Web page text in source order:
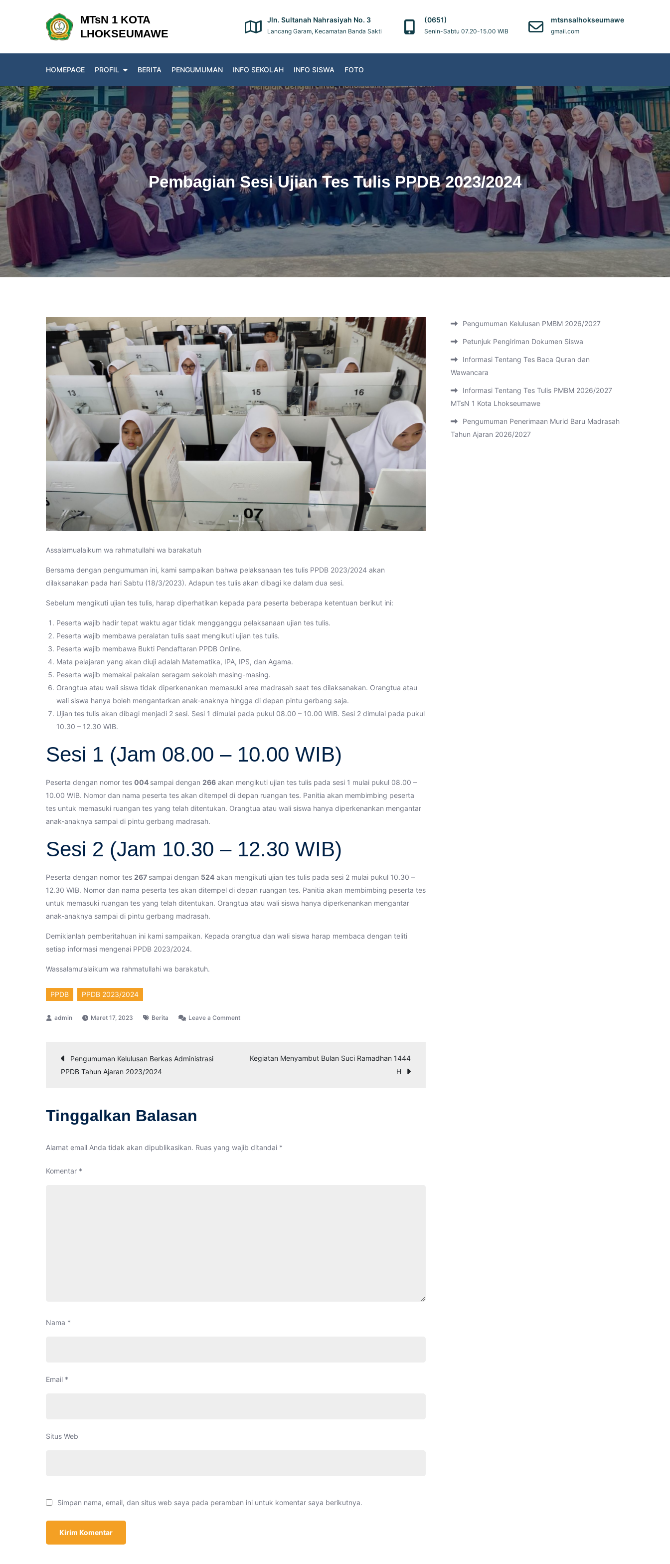
MTsN 1 KOTA
LHOKSEUMAWE
Jln. Sultanah Nahrasiyah No. 3
Lancang Garam, Kecamatan Banda Sakti
(0651)
Senin-Sabtu 07.20-15.00 WIB
mtsnsalhokseumawe
gmail.com
HOMEPAGE PROFIL BERITA PENGUMUMAN INFO SEKOLAH INFO SISWA FOTO
Pembagian Sesi Ujian Tes Tulis PPDB 2023/2024
Assalamualaikum wa rahmatullahi wa barakatuh
Bersama dengan pengumuman ini, kami sampaikan bahwa pelaksanaan tes tulis PPDB 2023/2024 akan
dilaksanakan pada hari Sabtu (18/3/2023). Adapun tes tulis akan dibagi ke dalam dua sesi.
Sebelum mengikuti ujian tes tulis, harap diperhatikan kepada para peserta beberapa ketentuan berikut ini:
Peserta wajib hadir tepat waktu agar tidak mengganggu pelaksanaan ujian tes tulis.
Peserta wajib membawa peralatan tulis saat mengikuti ujian tes tulis.
Peserta wajib membawa Bukti Pendaftaran PPDB Online.
Mata pelajaran yang akan diuji adalah Matematika, IPA, IPS, dan Agama.
Peserta wajib memakai pakaian seragam sekolah masing-masing.
Orangtua atau wali siswa tidak diperkenankan memasuki area madrasah saat tes dilaksanakan. Orangtua atau
wali siswa hanya boleh mengantarkan anak-anaknya hingga di depan pintu gerbang saja.
Ujian tes tulis akan dibagi menjadi 2 sesi. Sesi 1 dimulai pada pukul 08.00 – 10.00 WIB. Sesi 2 dimulai pada pukul
10.30 – 12.30 WIB.
Sesi 1 (Jam 08.00 – 10.00 WIB)
Peserta dengan nomor tes 004 sampai dengan 266 akan mengikuti ujian tes tulis pada sesi 1 mulai pukul 08.00 –
10.00 WIB. Nomor dan nama peserta tes akan ditempel di depan ruangan tes. Panitia akan membimbing peserta
tes untuk memasuki ruangan tes yang telah ditentukan. Orangtua atau wali siswa hanya diperkenankan mengantar
anak-anaknya sampai di pintu gerbang madrasah.
Sesi 2 (Jam 10.30 – 12.30 WIB)
Peserta dengan nomor tes 267 sampai dengan 524 akan mengikuti ujian tes tulis pada sesi 2 mulai pukul 10.30 –
12.30 WIB. Nomor dan nama peserta tes akan ditempel di depan ruangan tes. Panitia akan membimbing peserta tes
untuk memasuki ruangan tes yang telah ditentukan. Orangtua atau wali siswa hanya diperkenankan mengantar
anak-anaknya sampai di pintu gerbang madrasah.
Demikianlah pemberitahuan ini kami sampaikan. Kepada orangtua dan wali siswa harap membaca dengan teliti
setiap informasi mengenai PPDB 2023/2024.
Wassalamu’alaikum wa rahmatullahi wa barakatuh.
PPDB PPDB 2023/2024
Maret 17, 2023 Berita Leave a Commenton
Ujian
Navigasi
Pengumuman Kelulusan Berkas Administrasi
PPDB Tahun Ajaran 2023/2024
Kegiatan Menyambut Bulan Suci Ramadhan 1444
H
Tinggalkan Balasan
Alamat email Anda tidak akan dipublikasikan. Ruas yang wajib ditandai *
Komentar *
Nama *
Email *
Situs Web
Simpan nama, email, dan situs web saya pada peramban ini untuk komentar saya berikutnya.
Pengumuman Kelulusan PMBM 2026/2027
Petunjuk Pengiriman Dokumen Siswa
Informasi Tentang Tes Baca Quran dan
Wawancara
Informasi Tentang Tes Tulis PMBM 2026/2027
MTsN 1 Kota Lhokseumawe
Pengumuman Penerimaan Murid Baru Madrasah
Tahun Ajaran 2026/2027